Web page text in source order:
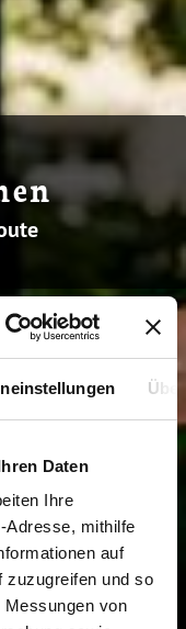
Daten
Ihre
Adresse, mithilfe
auf
zuzugreifen und so
Messungen von